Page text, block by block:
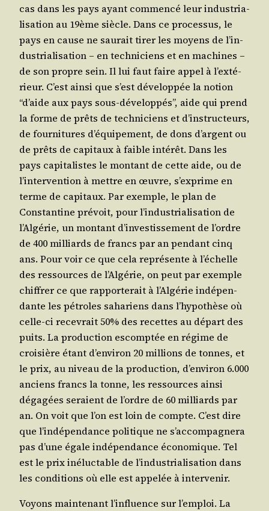
cas dans les pays ayant com­men­cé leur indus­tria­
li­sa­tion au 19ème siècle. Dans ce pro­ces­sus, le
pays en cause ne sau­rait tirer les moyens de l’in­
dus­tria­li­sa­tion – en tech­ni­ciens et en machines –
de son propre sein. Il lui faut faire appel à l’ex­té­
rieur. C’est ain­si que s’est déve­lop­pée la notion
“d’aide aux pays sous-déve­lop­pés”, aide qui prend
la forme de prêts de tech­ni­ciens et d’ins­truc­teurs,
de four­ni­tures d’é­qui­pe­ment, de dons d’argent ou
de prêts de capi­taux à faible inté­rêt. Dans les
pays capi­ta­listes le mon­tant de cette aide, ou de
l’in­ter­ven­tion à mettre en œuvre, s’ex­prime en
terme de capi­taux. Par exemple, le plan de
Constan­tine pré­voit, pour l’in­dus­tria­li­sa­tion de
l’Al­gé­rie, un mon­tant d’in­ves­tis­se­ment de l’ordre
de 400 mil­liards de francs par an pen­dant cinq
ans. Pour voir ce que cela repré­sente à l’é­chelle
des res­sources de l’Al­gé­rie, on peut par exemple
chif­frer ce que rap­por­te­rait à l’Al­gé­rie indé­pen­
dante les pétroles saha­riens dans l’hy­po­thèse où
celle-ci rece­vrait 50% des recettes au départ des
puits. La pro­duc­tion escomp­tée en régime de
croi­sière étant d’en­vi­ron 20 mil­lions de tonnes, et
le prix, au niveau de la pro­duc­tion, d’en­vi­ron 6.000
anciens francs la tonne, les res­sources ain­si
déga­gées seraient de l’ordre de 60 mil­liards par
an. On voit que l’on est loin de compte. C’est dire
que l’in­dé­pen­dance poli­tique ne s’ac­com­pa­gne­ra
pas d’une égale indé­pen­dance éco­no­mique. Tel
est le prix iné­luc­table de l’in­dus­tria­li­sa­tion dans
les condi­tions où elle est appe­lée à intervenir.
Voyons main­te­nant l’in­fluence sur l’emploi. La